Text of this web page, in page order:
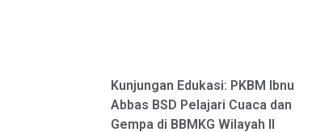
Kunjungan Edukasi: PKBM Ibnu
Abbas BSD Pelajari Cuaca dan
Gempa di BBMKG Wilayah II